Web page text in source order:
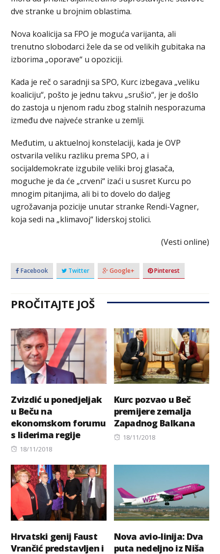
dve stranke u brojnim oblastima.
Nova koalicija sa FPO je moguća varijanta, ali
trenutno slobodarci žele da se od velikih gubitaka na
izborima „oporave“ u opoziciji.
Kada je reč o saradnji sa SPO, Kurc izbegava „veliku
koaliciju“, pošto je jednu takvu „srušio“, jer je došlo
do zastoja u njenom radu zbog stalnih nesporazuma
između dve najveće stranke u zemlji.
Međutim, u aktuelnoj konstelaciji, kada je OVP
ostvarila veliku razliku prema SPO, a i
socijaldemokrate izgubile veliki broj glasača,
moguche je da će „crveni“ izaći u susret Kurcu po
mnogim pitanjima, ali bi to dovelo do daljeg
ugrožavanja pozicije unutar stranke Rendi-Vagner,
koja sedi na „klimavoj“ liderskoj stolici.
(Vesti online)
Facebook Twitter Google+ Pinterest
PROČITAJTE JOŠ
Zvizdić u ponedjeljak
u Beču na
ekonomskom forumu
s liderima regije
Posted
18/11/2018
Kurc pozvao u Beč
premijere zemalja
Zapadnog Balkana
Posted
18/11/2018
Hrvatski genij Faust
Vrančić predstavljen i
Nova avio-linija: Dva
puta nedeljno iz Niša